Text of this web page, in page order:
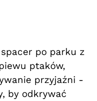
po parku z
ptaków,
przyjaźni -
by odkrywać